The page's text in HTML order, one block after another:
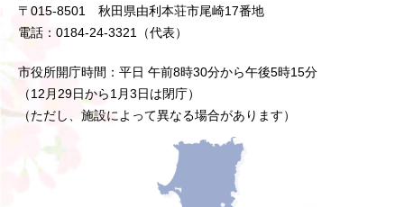
〒015-8501 秋田県由利本荘市尾崎17番地
電話：0184-24-3321（代表）
市役所開庁時間：平日 午前8時30分から午後5時15分
（12月29日から1月3日は閉庁）
（ただし、施設によって異なる場合があります）